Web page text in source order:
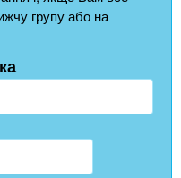
групу або на